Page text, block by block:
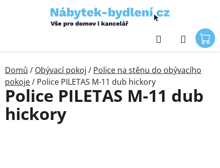
Hledat
Domů / Obývací pokoj / Police na stěnu do obývacího
pokoje/ Police PILETAS M-11 dub hickory
Police PILETAS M-11 dub
hickory